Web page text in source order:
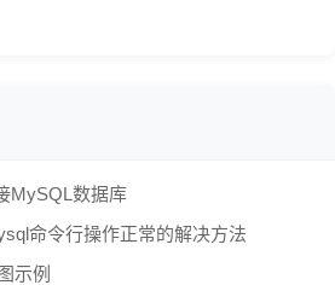
MySQL数据库
命令行操作正常的解决方法
示例